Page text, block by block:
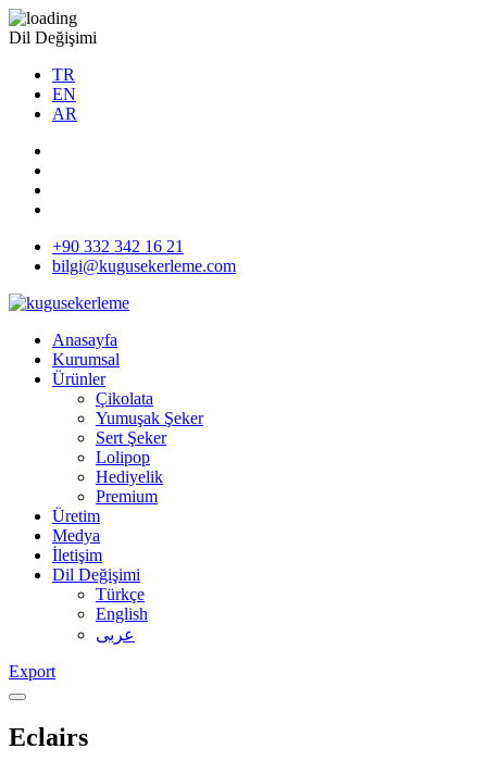
Dil Değişimi
TR
EN
AR
+90 332 342 16 21
bilgi@kugusekerleme.com
Anasayfa
Kurumsal
Ürünler
Çikolata
Yumuşak Şeker
Sert Şeker
Lolipop
Hediyelik
Premium
Üretim
Medya
İletişim
Dil Değişimi
Türkçe
English
عربى
Export
Eclairs